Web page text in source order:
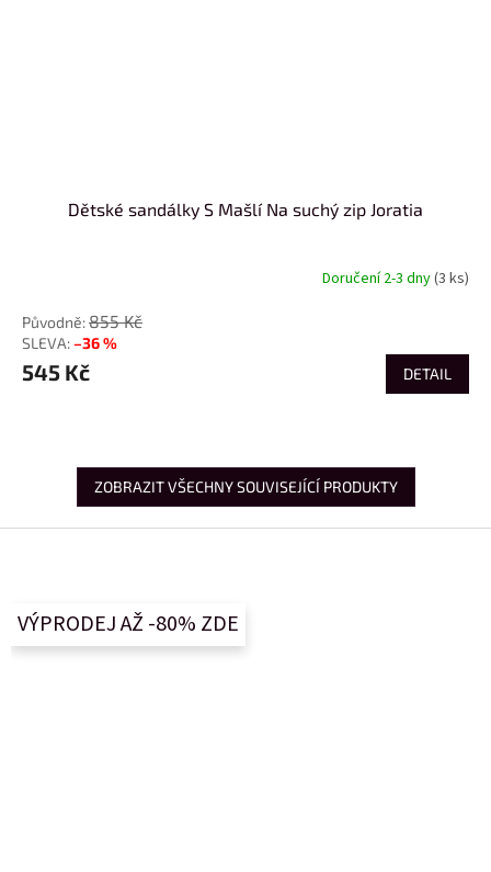
Dětské sandálky S Mašlí Na suchý zip Joratia
Doručení 2-3 dny(3 ks)
855 Kč
–36 %
545 Kč DETAIL
ZOBRAZIT VŠECHNY SOUVISEJÍCÍ PRODUKTY
VÝPRODEJ AŽ -80% ZDE